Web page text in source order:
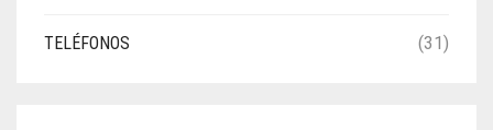
TELÉFONOS (31)